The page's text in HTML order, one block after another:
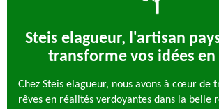
Steis elagueur, l'artisan
transforme vos idées
Chez Steis elagueur, nous avons à cœur de
rêves en réalités verdoyantes dans la belle